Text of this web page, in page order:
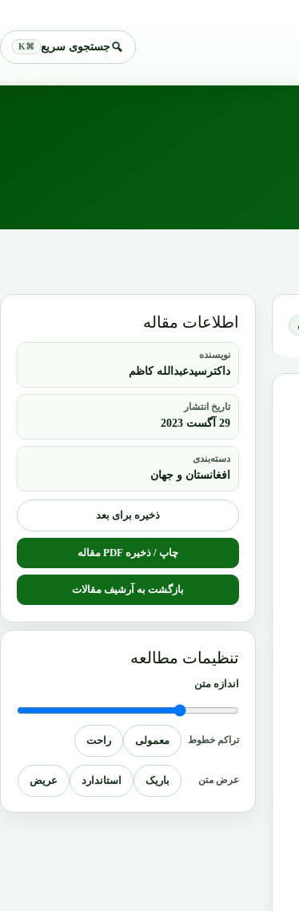
⌘K
اطلاعات مقاله
نویسنده
داکترسیدعبدالله کاظم
تاریخ انتشار
29 آگست 2023
دسته‌بندی
افغانستان و جهان
ذخیره برای بعد
چاپ / ذخیره PDF مقاله
بازگشت به آرشیف مقالات
تنظیمات مطالعه
اندازه متن
تراکم خطوط معمولی راحت
عرض متن باریک استاندارد عریض